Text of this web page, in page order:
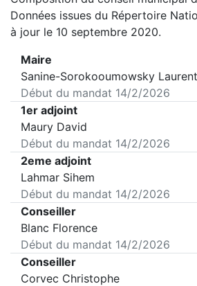
Données issues du Répertoire
à jour le 10 septembre 2020.
Maire
Sanine-Sorokooumowsky Laurent
Début du mandat 14/2/2026
1er adjoint
Maury David
Début du mandat 14/2/2026
2eme adjoint
Lahmar Sihem
Début du mandat 14/2/2026
Conseiller
Blanc Florence
Début du mandat 14/2/2026
Conseiller
Corvec Christophe